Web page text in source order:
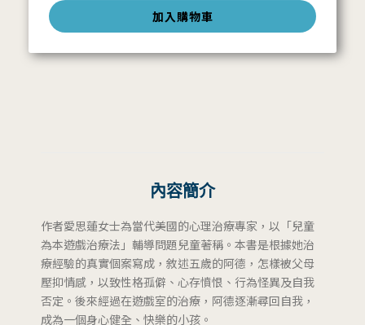
加入購物車
內容簡介
作者愛思蓮女士為當代美國的心理治療專家，以「兒童
為本遊戲治療法」輔導問題兒童著稱。本書是根據她治
療經驗的真實個案寫成，敘述五歲的阿德，怎樣被父母
壓抑情感，以致性格孤僻、心存憤恨、行為怪異及自我
否定。後來經過在遊戲室的治療，阿德逐漸尋回自我，
成為一個身心健全、快樂的小孩。